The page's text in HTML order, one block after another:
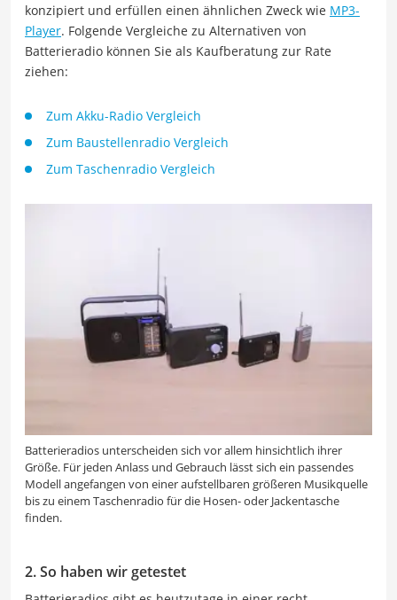
konzipiert und erfüllen einen ähnlichen Zweck wie MP3-
Player. Folgende Vergleiche zu Alternativen von
Batterieradio können Sie als Kaufberatung zur Rate
ziehen:
Zum Akku-Radio Vergleich
Zum Baustellenradio Vergleich
Zum Taschenradio Vergleich
Batterieradios unterscheiden sich vor allem hinsichtlich ihrer
Größe. Für jeden Anlass und Gebrauch lässt sich ein passendes
Modell angefangen von einer aufstellbaren größeren Musikquelle
bis zu einem Taschenradio für die Hosen- oder Jackentasche
finden.
2. So haben wir getestet